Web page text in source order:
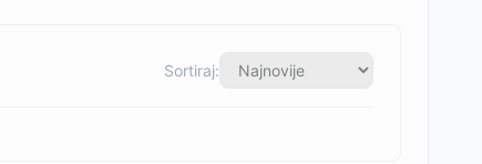
Sortiraj: